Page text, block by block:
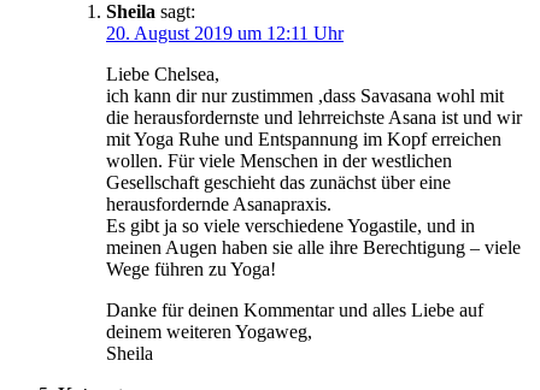
Sheila sagt:
20. August 2019 um 12:11 Uhr
Liebe Chelsea,
ich kann dir nur zustimmen ,dass Savasana wohl mit
die herausfordernste und lehrreichste Asana ist und wir
mit Yoga Ruhe und Entspannung im Kopf erreichen
wollen. Für viele Menschen in der westlichen
Gesellschaft geschieht das zunächst über eine
herausfordernde Asanapraxis.
Es gibt ja so viele verschiedene Yogastile, und in
meinen Augen haben sie alle ihre Berechtigung – viele
Wege führen zu Yoga!
Danke für deinen Kommentar und alles Liebe auf
deinem weiteren Yogaweg,
Sheila